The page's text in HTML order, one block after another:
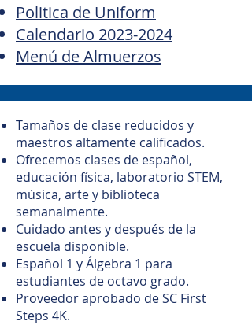
Politica de Uniform
Calendario 2023-2024
Menú de Almuerzos
Tamaños de clase reducidos y
maestros altamente calificados.
Ofrecemos clases de español,
educación física, laboratorio STEM,
música, arte y biblioteca
semanalmente.
Cuidado antes y después de la
escuela disponible.
Español 1 y Álgebra 1 para
estudiantes de octavo grado.
Proveedor aprobado de SC First
Steps 4K.